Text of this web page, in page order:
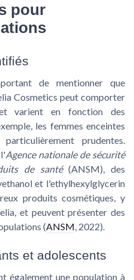
pour
de mentionner que
Cosmetics peut comporter
varient en fonction des
les femmes enceintes
prudentes.
Agence nationale de sécurité
de santé(ANSM), des
et l'ethylhexylglycerin
produits cosmétiques, y
et peuvent présenter des
(ANSM, 2022).
et adolescents
également une population à